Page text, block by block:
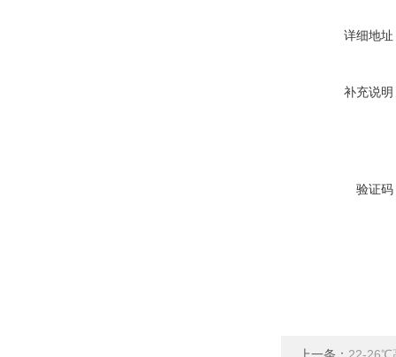
详细地址
补充说明
验证码